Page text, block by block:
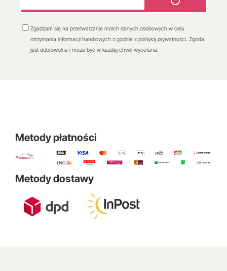
Zgadzam się na przetwarzanie moich danych osobowych w celu
otrzymania informacji handlowych z godnie z polityką prywatności. Zgoda
jest dobrowolna i może być w każdej chwili wycofana.
Metody płatności
Metody dostawy